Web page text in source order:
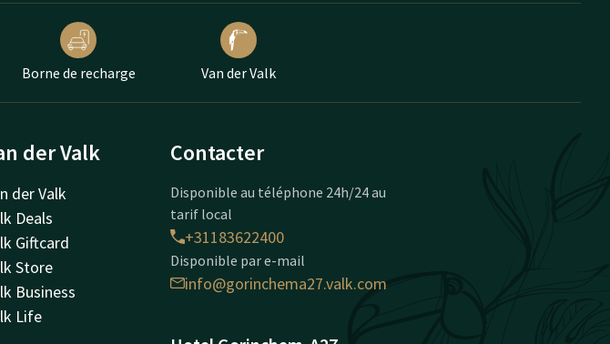
Borne de recharge Van der Valk
der Valk
der Valk
Deals
Giftcard
Store
Business
Life
Contacter
Disponible au téléphone 24h/24 au
tarif local
+31183622400
Disponible par e-mail
info@gorinchema27.valk.com